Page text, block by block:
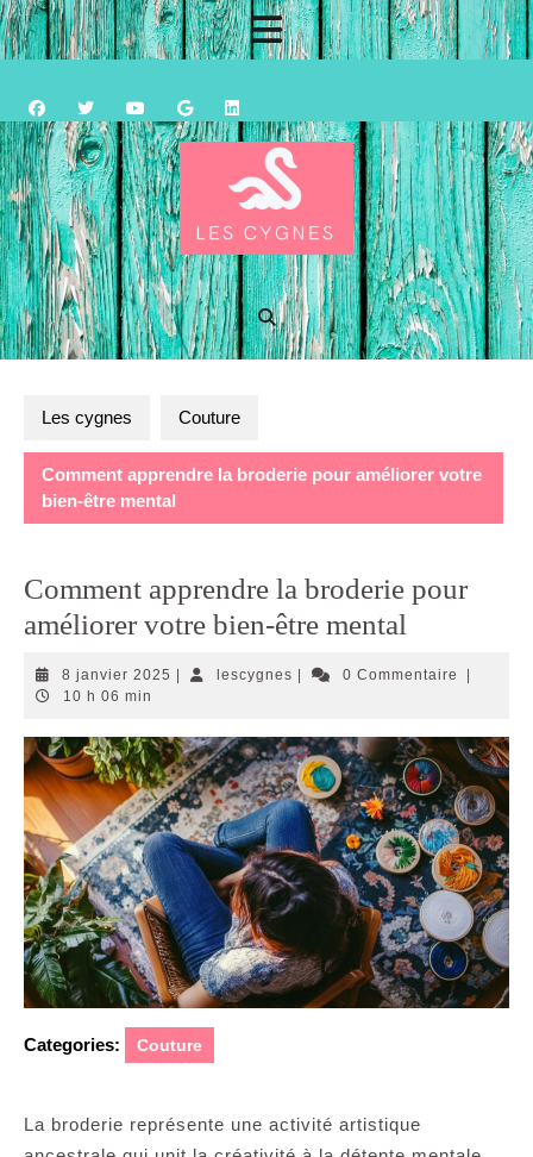
Skip
to
content
Open
Les cygnes Couture
Comment apprendre la broderie pour améliorer votre
bien-être mental
Comment apprendre la broderie pour
améliorer votre bien-être mental
8 janvier 2025 8
lescygneslescygnes0 Commentaire
10 h 06 min
Categories: Couture
La broderie représente une activité artistique